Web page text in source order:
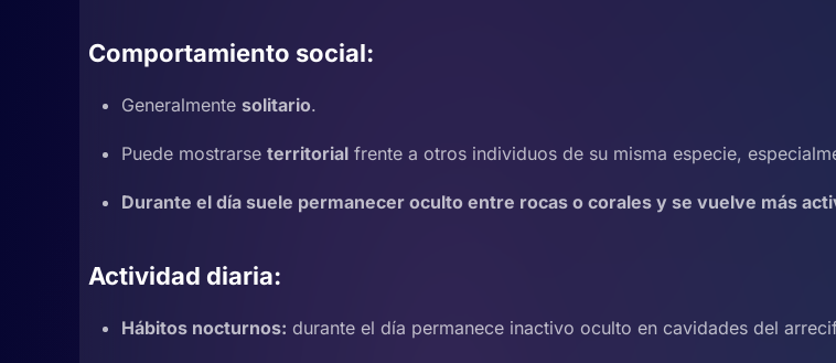
Comportamiento social:
Generalmente solitario.
Puede mostrarse territorial frente a otros individuos de su misma especie,
Durante el día suele permanecer oculto entre rocas o corales y se vuelve más
Actividad diaria:
Hábitos nocturnos: durante el día permanece inactivo oculto en cavidades del